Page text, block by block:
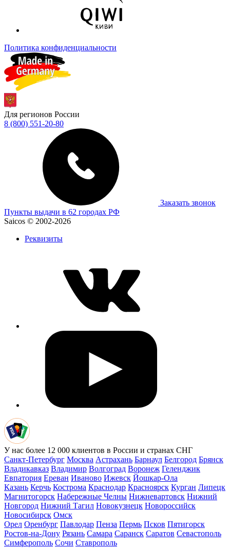
Политика конфиденциальности
Для регионов России
8 (800) 551-20-80
Заказать звонок
Пункты выдачи в 62 городах РФ
Saicos © 2002-2026
Реквизиты
У нас более 12 000 клиентов в России и странах СНГ
Санкт-Петербург Москва Астрахань Барнаул Белгород Брянск
Владикавказ Владимир Волгоград Воронеж Геленджик
Евпатория Ереван Иваново Ижевск Йошкар-Ола
Казань Керчь Кострома Краснодар Красноярск Курган Липецк
Магнитогорск Набережные Челны Нижневартовск Нижний
Новгород Нижний Тагил Новокузнецк Новороссийск
Новосибирск Омск
Орел Оренбург Павлодар Пенза Пермь Псков Пятигорск
Ростов-на-Дону Рязань Самара Саранск Саратов Севастополь
Симферополь Сочи Ставрополь